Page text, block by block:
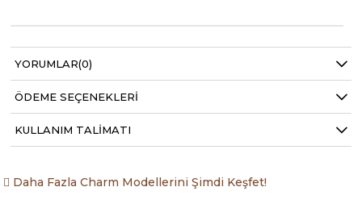
YORUMLAR(0)
ÖDEME SEÇENEKLERI
KULLANIM TALIMATI
Daha Fazla Charm Modellerini Şimdi Keşfet!